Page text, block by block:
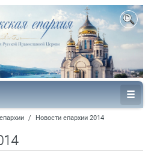
/ Новости епархии 2014